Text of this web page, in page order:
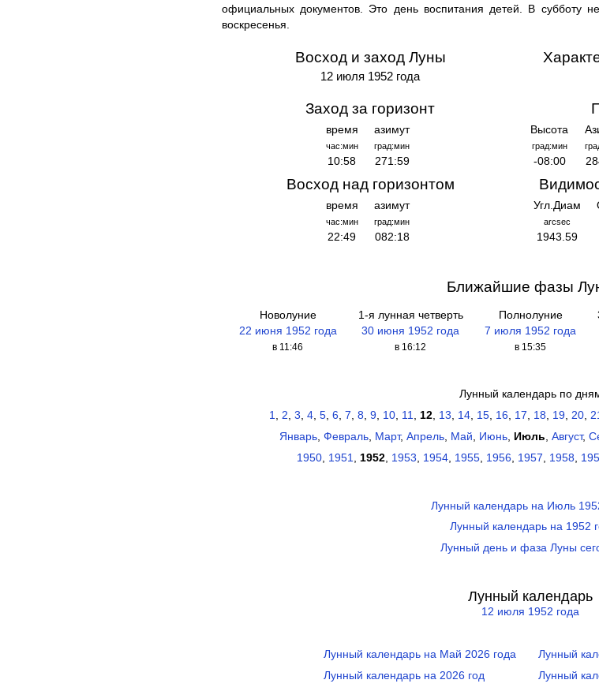
официальных документов. Это день воспитания детей. В субботу
воскресенья.
Восход и заход Луны
12 июля 1952 года
Заход за горизонт
время
час:мин
10:58
азимут
град:мин
271:59
Восход над горизонтом
время
час:мин
22:49
азимут
град:мин
082:18
Высота
град:мин
-08:00
Угл.Диам
arcsec
1943.59
Ближайшие фазы
Новолуние
22 июня 1952 года
в 11:46
1-я лунная четверть
30 июня 1952 года
в 16:12
Полнолуние
7 июля 1952 года
в 15:35
Лунный календарь по
1, 2, 3, 4, 5, 6, 7, 8, 9, 10, 11, 12, 13, 14, 15, 16, 17, 18, 19, 20,
Январь Февраль Март, Апрель Май Июнь Июль Август,
1950 1951 1952 1953 1954 1955 1956 1957 1958
Лунный календарь на Июль
Лунный календарь на 1952
Лунный день и фаза Луны
Лунный календарь
12 июля 1952 года
Лунный календарь на Май 2026 года
Лунный календарь на 2026 год
Лунный
Лунный